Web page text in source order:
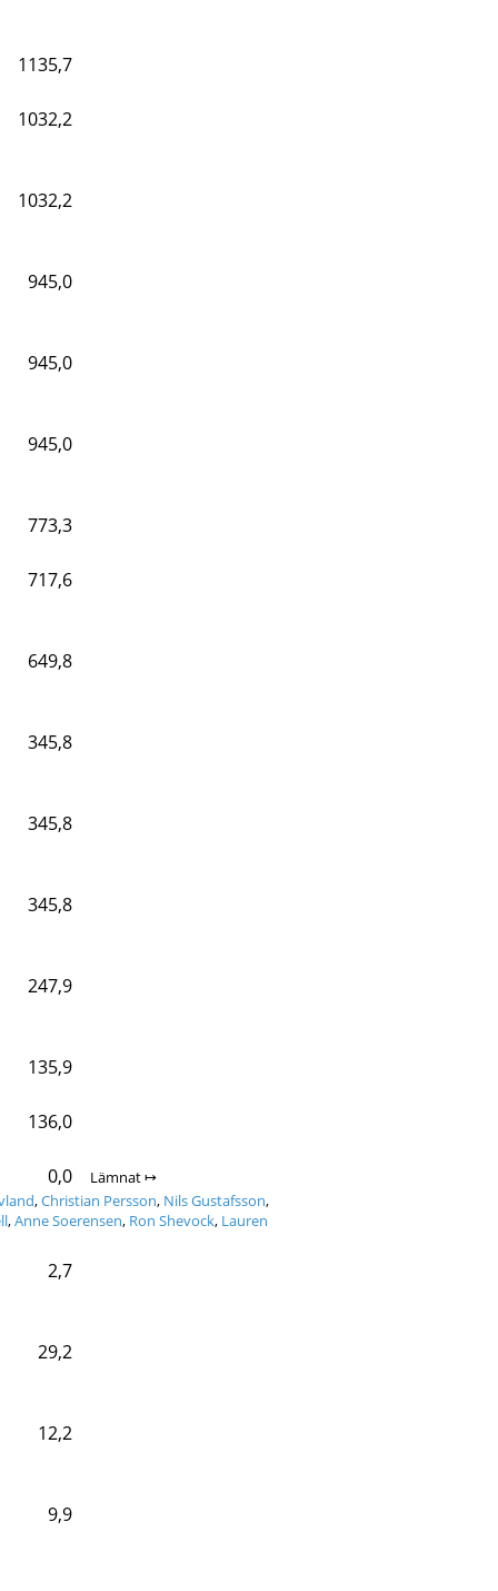
1135,7
1032,2
1032,2
945,0
945,0
945,0
773,3
717,6
649,8
345,8
345,8
345,8
247,9
135,9
136,0
0,0
Lämnat ↦
,Christian Persson, Nils Gustafsson,
,Anne Soerensen, Ron Shevock, Lauren
2,7
29,2
12,2
9,9